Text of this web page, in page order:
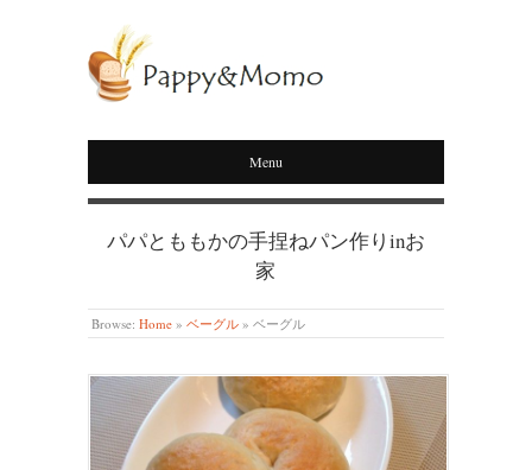
PAPPY&MOMO
Menu
パパとももかの手捏ねパン作りinお
家
Browse: Home » ベーグル » ベーグル